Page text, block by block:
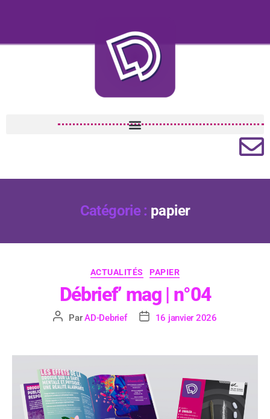
Catégorie : papier
ACTUALITÉS PAPIER
Débrief’ mag | n°04
ParAD-Debrief 16 janvier 2026